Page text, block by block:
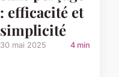
: efficacité et
simplicité
30 mai 2025 4 min